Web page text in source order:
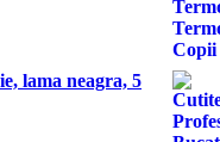
lama neagra, 5